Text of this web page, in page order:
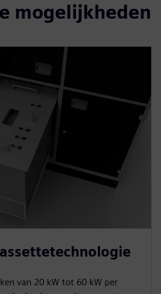
mogelijkheden
van 20 kW tot 60 kW per